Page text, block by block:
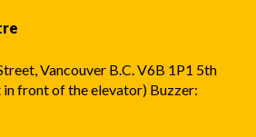
Vancouver B.C. V6B 1P1 5th
front of the elevator) Buzzer: